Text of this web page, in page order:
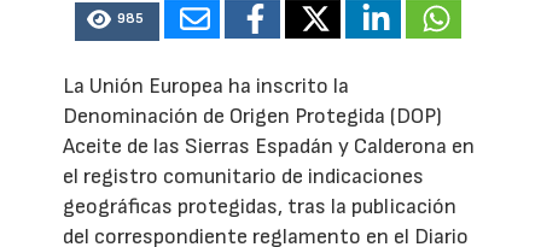
985
La Unión Europea ha inscrito la
Denominación de Origen Protegida (DOP)
Aceite de las Sierras Espadán y Calderona en
el registro comunitario de indicaciones
geográficas protegidas, tras la publicación
del correspondiente reglamento en el Diario